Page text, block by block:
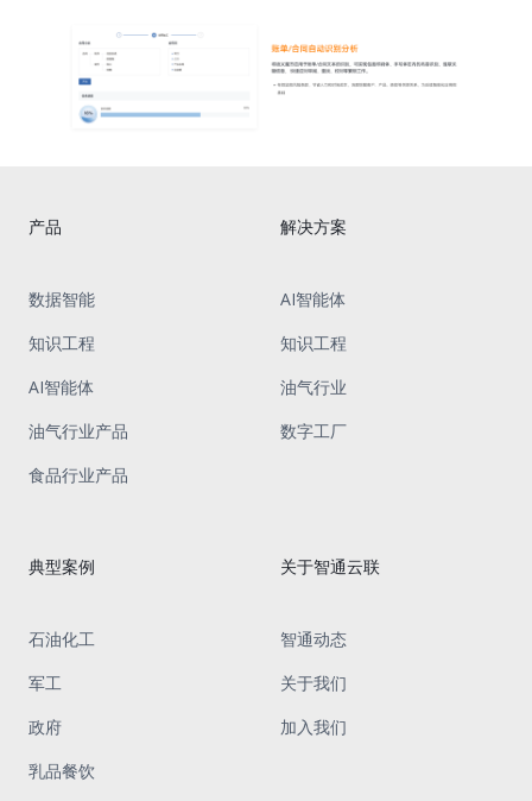
产品
数据智能
知识工程
AI智能体
油气行业产品
食品行业产品
解决方案
AI智能体
知识工程
油气行业
数字工厂
典型案例
石油化工
军工
政府
乳品餐饮
关于智通云联
智通动态
关于我们
加入我们